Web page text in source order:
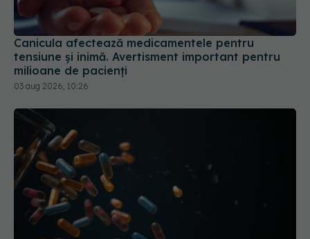
Canicula afectează medicamentele pentru
tensiune și inimă. Avertisment important pentru
milioane de pacienți
03 aug 2026, 10:26